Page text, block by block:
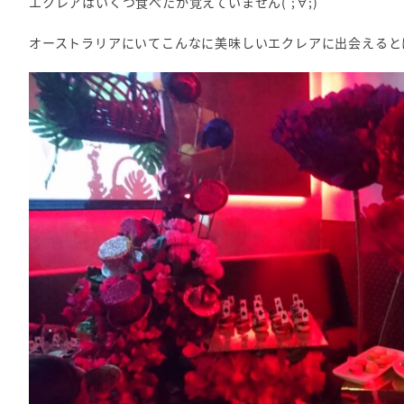
オーストラリアにいてこんなに美味しいエクレアに出会える